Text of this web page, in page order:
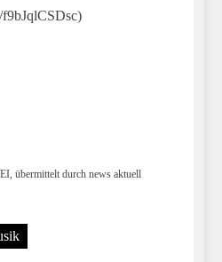
übermittelt durch news aktuell